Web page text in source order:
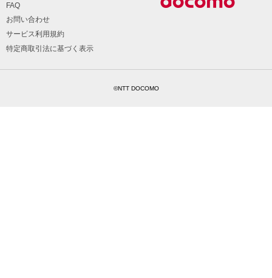
FAQ
お問い合わせ
サービス利用規約
特定商取引法に基づく表示
©NTT DOCOMO